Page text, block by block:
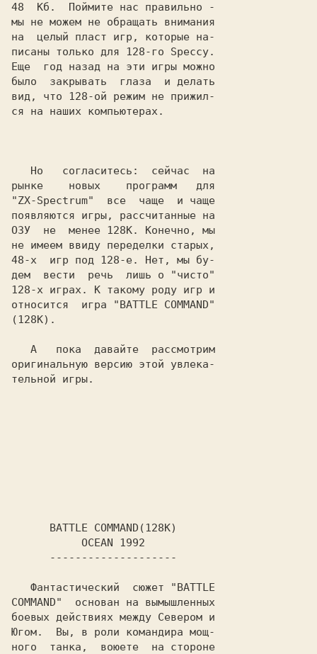
48  Кб.  Поймите нас правильно -
мы не можем не обращать внимания
на  целый пласт игр, которые на-
писаны только для 128-го Speccy.
Еще  год назад на эти игры можно
было  закрывать  глаза  и делать
вид, что 128-ой режим не прижил-
ся на наших компьютерах.
рынке    новых    программ   для
"ZX-Spectrum"  все  чаще  и чаще
появляются игры, рассчитанные на
ОЗУ  не  менее 128K. Конечно, мы
не имеем ввиду переделки старых,
48-х  игр под 128-е. Нет, мы бу-
дем  вести  речь  лишь о "чисто"
128-х играх. К такому роду игр и
относится  игра "BATTLE COMMAND"
(128K).
оригинальную версию этой увлека-
тельной игры.
   Фантастический  сюжет "
BATTLE
COMMAND"  основан на вымышленных
боевых действиях между Севером и
Югом.  Вы, в роли командира мощ-
ного  танка,  воюете  на стороне